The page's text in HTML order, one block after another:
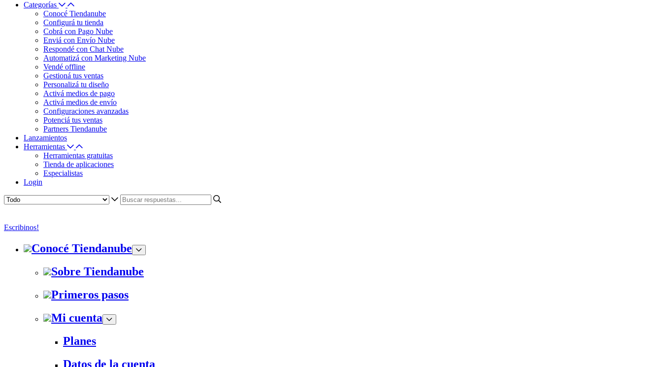
Categorías
Conocé Tiendanube
Configurá tu tienda
Cobrá con Pago Nube
Enviá con Envío Nube
Respondé con Chat Nube
Automatizá con Marketing Nube
Vendé offline
Gestioná tus ventas
Personalizá tu diseño
Activá medios de pago
Activá medios de envío
Configuraciones avanzadas
Potenciá tus ventas
Partners Tiendanube
Lanzamientos
Herramientas
Herramientas gratuitas
Tienda de aplicaciones
Especialistas
Login
Escribinos!
Conocé Tiendanube
Sobre Tiendanube
Primeros pasos
Mi cuenta
Planes
Datos de la cuenta